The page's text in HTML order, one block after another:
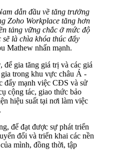
dẫn đầu về tăng trưởng
Zoho Workplace tăng hơn
tảng vững chắc ở mức độ
là chìa khóa thúc đẩy
Mathew nhấn mạnh.
gia tăng giá trị và các giá
trong khu vực châu Á -
đẩy mạnh việc CĐS và sử
cộng tác, giao thức bảo
hiệu suất tại nơi làm việc
để đạt được sự phát triển
đổi và triển khai các nền
mình, đồng thời, tập